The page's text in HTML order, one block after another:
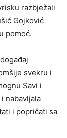
razbježali
Gojković
pomoć.
svekru i
Savi i
nabavljala
i popričati sa